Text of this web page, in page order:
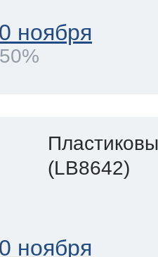
ноября
(LB8642)
ноября